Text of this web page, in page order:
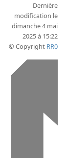
Dernière
modification le
dimanche 4 mai
2025 à 15:22
© Copyright RR0